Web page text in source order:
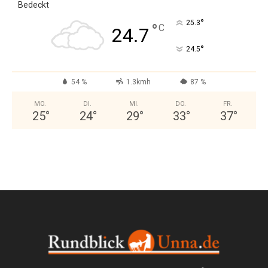
Bedeckt
24.7 °C 25.3°
24.5°
54 % 1.3kmh 87 %
MO.
25°
DI.
24°
MI.
29°
DO.
33°
FR.
37°